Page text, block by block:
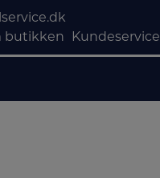
butikken
Kundeservice